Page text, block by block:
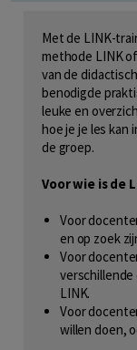
Met de LINK-
methode LINK
van de
benodigde
leuke en
hoe je je les kan
de groep.
Voor wie is de
Voor
en op zoek
Voor
verschillende
LINK.
Voor
willen doen,